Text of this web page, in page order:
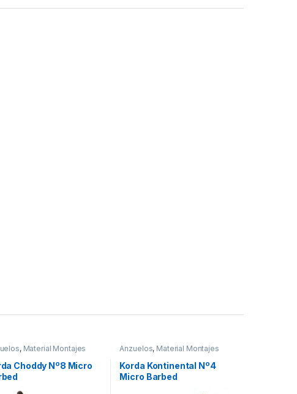
, Material Montajes
Choddy Nº8 Micro
Anzuelos, Material Montajes
Korda Kontinental Nº4
Micro Barbed